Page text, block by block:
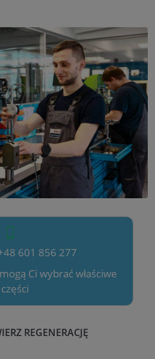
601 856 277
Ci wybrać właściwe
części
REGENERACJĘ